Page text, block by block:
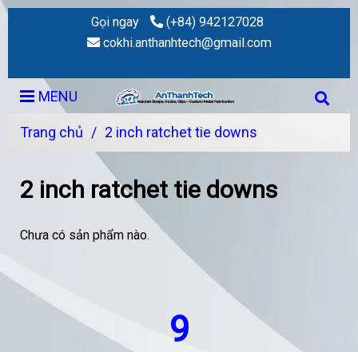
Gọi ngay
(+84) 942127028
cokhi.anthanhtech@gmail.com
MENU
Trang chủ / 2 inch ratchet tie downs
2 inch ratchet tie downs
Chưa có sản phẩm nào.
9